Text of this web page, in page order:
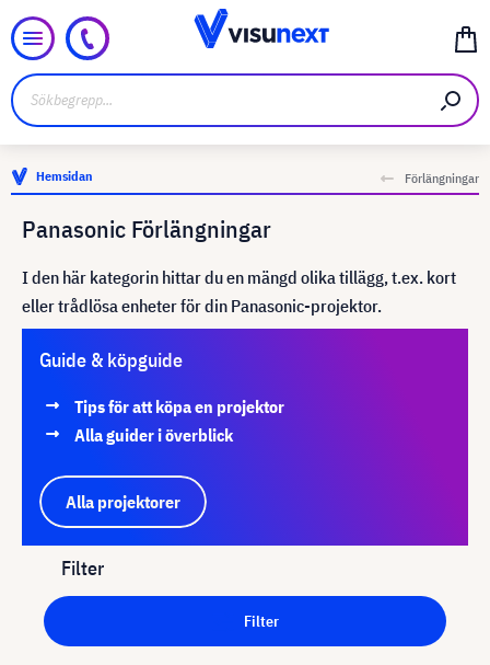
Hemsidan Förlängningar
Panasonic Förlängningar
I den här kategorin hittar du en mängd olika tillägg, t.ex. kort
eller trådlösa enheter för din Panasonic-projektor.
Guide & köpguide
Tips för att köpa en projektor
Alla guider i överblick
Alla projektorer
Filter
Filter